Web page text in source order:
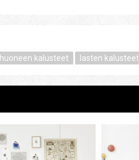
kalusteet lasten kalusteet